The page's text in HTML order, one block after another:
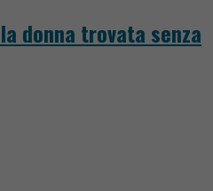
donna trovata senza